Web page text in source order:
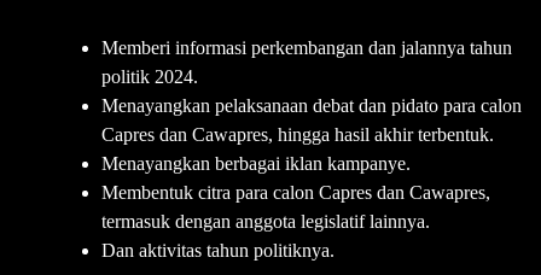
Memberi informasi perkembangan dan jalannya tahun
politik 2024.
Menayangkan pelaksanaan debat dan pidato para calon
Capres dan Cawapres, hingga hasil akhir terbentuk.
Menayangkan berbagai iklan kampanye.
Membentuk citra para calon Capres dan Cawapres,
termasuk dengan anggota legislatif lainnya.
Dan aktivitas tahun politiknya.